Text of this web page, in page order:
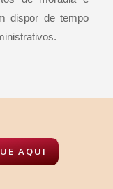
dispor de tempo
AQUI